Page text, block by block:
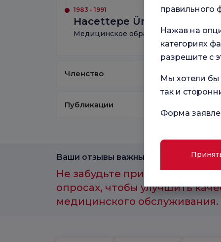
1983 - 1991
Hacettepe Üniversitesi Tıp
Медицинское образование
Членство
Публикации
Ваши отзывы важны для нас.
Не забудьте принять участие
опросах, чтобы улучшить
медицинского обслуживания.
правильного
Нажав на
категориях
разрешите с
Мы хотели бы
так и
Форма